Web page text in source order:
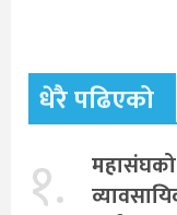
धेरै पढिएको
१.
महासंघको